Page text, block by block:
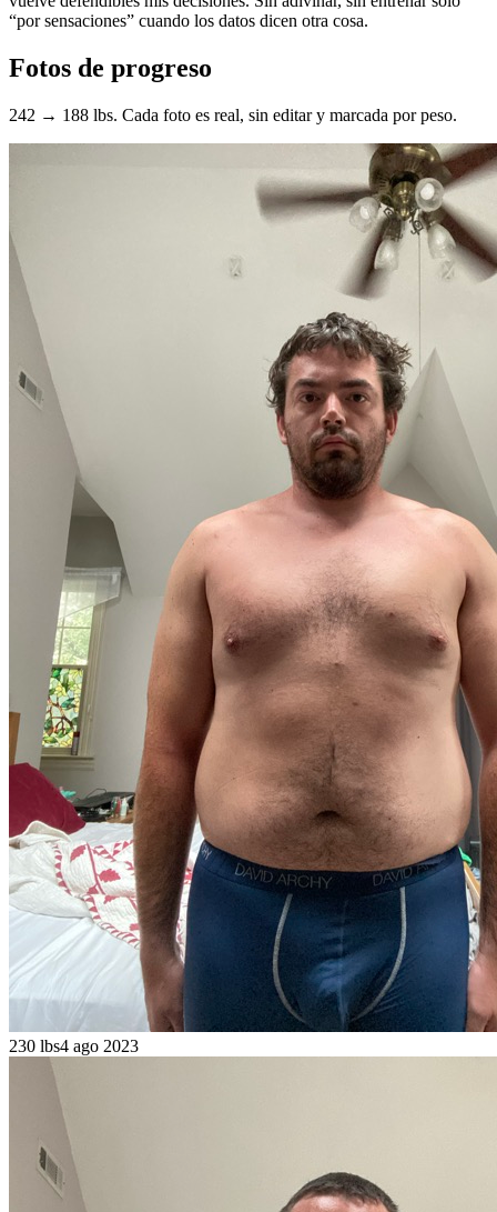
“por sensaciones” cuando los datos dicen otra cosa.
Fotos de progreso
242 → 188 lbs. Cada foto es real, sin editar y marcada por peso.
230 lbs4 ago 2023